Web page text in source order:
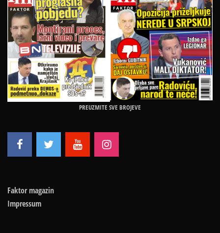
PREUZMITE SVE BROJEVE
Faktor magazin
Impressum